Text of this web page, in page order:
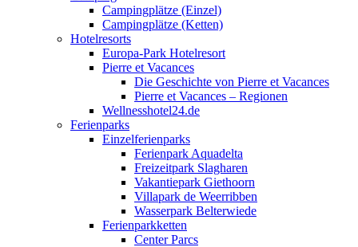
Campingplätze (Einzel)
Campingplätze (Ketten)
Hotelresorts
Europa-Park Hotelresort
Pierre et Vacances
Die Geschichte von Pierre et Vacances
Pierre et Vacances – Regionen
Wellnesshotel24.de
Ferienparks
Einzelferienparks
Ferienpark Aquadelta
Freizeitpark Slagharen
Vakantiepark Giethoorn
Villapark de Weerribben
Wasserpark Belterwiede
Ferienparkketten
Center Parcs